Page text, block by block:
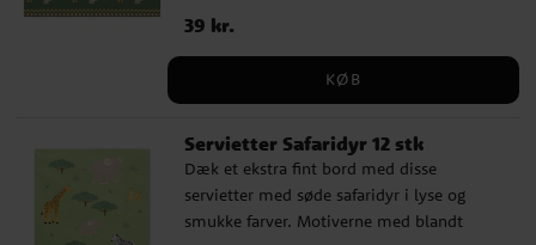
børnefødselsdag, 1-års fødselsdag,
babyshower eller en sød safarifødselsdag,
Dugen er 120 x 180 cm og dækker bordet
den beskytter mod spild og krummer. Den
er lavet af en polyester- og
bomuldsblanding og kan nemt
kombineres med tallerkener, krus og
Pris:39 kr.
39 kr.
KØB
Servietter Safaridyr 12 stk
Dæk et ekstra fint bord med disse
servietter med søde safaridyr i lyse og
smukke farver. Motiverne med blandt